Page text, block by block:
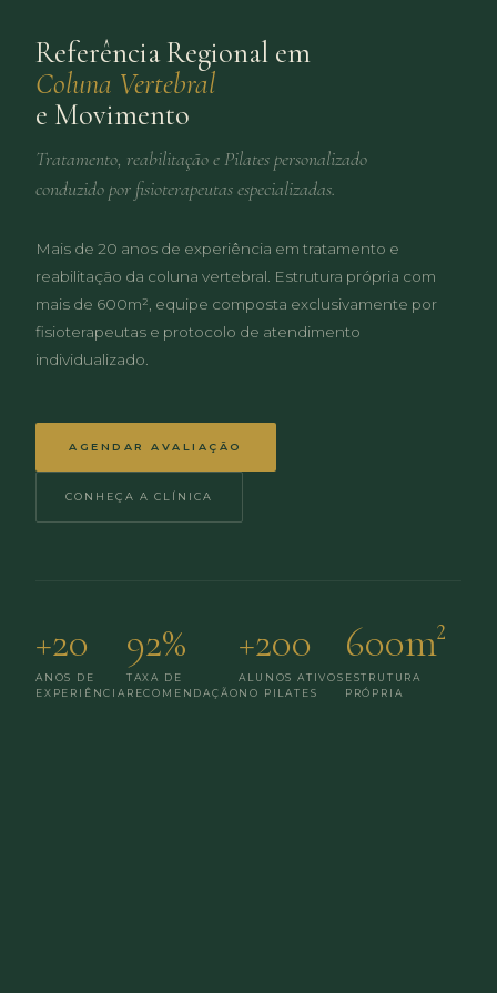
Referência Regional em
Coluna Vertebral
e Movimento
Tratamento, reabilitação e Pilates personalizado
conduzido por fisioterapeutas especializadas.
Mais de 20 anos de experiência em tratamento e
reabilitação da coluna vertebral. Estrutura própria com
mais de 600m², equipe composta exclusivamente por
fisioterapeutas e protocolo de atendimento
individualizado.
AGENDAR AVALIAÇÃO
CONHEÇA A CLÍNICA
+20
ANOS DE
EXPERIÊNCIA
92%
TAXA DE
RECOMENDAÇÃO
+200
ALUNOS ATIVOS
NO PILATES
600m²
ESTRUTURA
PRÓPRIA